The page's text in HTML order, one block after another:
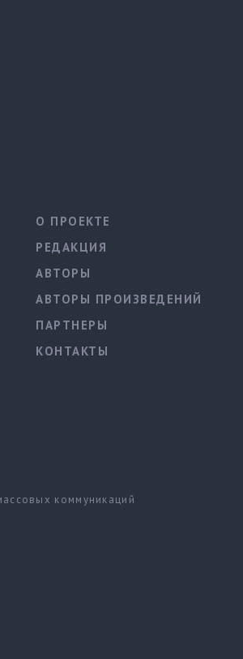
О ПРОЕКТЕ
РЕДАКЦИЯ
АВТОРЫ
АВТОРЫ ПРОИЗВЕДЕНИЙ
ПАРТНЕРЫ
КОНТАКТЫ
коммуникаций